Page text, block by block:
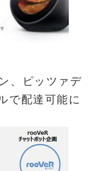
、ピッツァデ
で配達可能に